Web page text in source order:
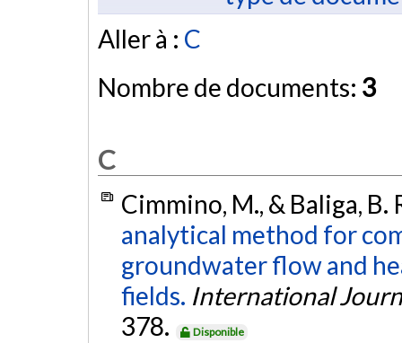
Aller à : C
Nombre de documents: 3
C
Cimmino, M., & Baliga, B.
analytical method for
groundwater flow and
fields. International
378.
Disponible